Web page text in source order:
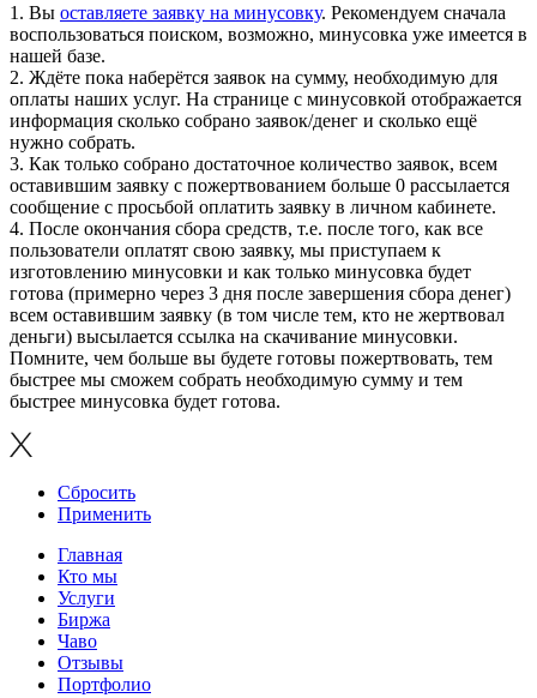
1. Вы оставляете заявку на минусовку. Рекомендуем сначала
воспользоваться поиском, возможно, минусовка уже имеется в
нашей базе.
2. Ждёте пока наберётся заявок на сумму, необходимую для
оплаты наших услуг. На странице с минусовкой отображается
информация сколько собрано заявок/денег и сколько ещё
нужно собрать.
3. Как только собрано достаточное количество заявок, всем
оставившим заявку с пожертвованием больше 0 рассылается
сообщение с просьбой оплатить заявку в личном кабинете.
4. После окончания сбора средств, т.е. после того, как все
пользователи оплатят свою заявку, мы приступаем к
изготовлению минусовки и как только минусовка будет
готова (примерно через 3 дня после завершения сбора денег)
всем оставившим заявку (в том числе тем, кто не жертвовал
деньги) высылается ссылка на скачивание минусовки.
Помните, чем больше вы будете готовы пожертвовать, тем
быстрее мы сможем собрать необходимую сумму и тем
быстрее минусовка будет готова.
Сбросить
Применить
Главная
Кто мы
Услуги
Биржа
Чаво
Отзывы
Портфолио